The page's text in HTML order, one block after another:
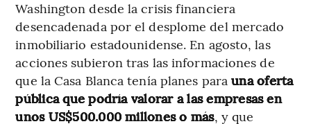
Washington desde la crisis financiera
desencadenada por el desplome del mercado
inmobiliario estadounidense. En agosto, las
acciones subieron tras las informaciones de
que la Casa Blanca tenía planes para una oferta
pública que podría valorar a las empresas en
unos US$500.000 millones o más, y que